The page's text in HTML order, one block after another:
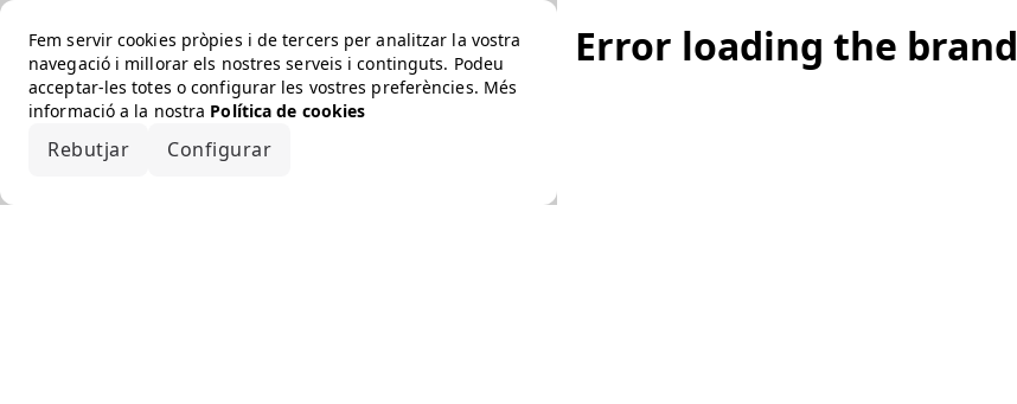
Fem servir cookies pròpies i de tercers per analitzar la vostra
navegació i millorar els nostres serveis i continguts. Podeu
acceptar-les totes o configurar les vostres preferències. Més
informació a la nostra Política de cookies
Rebutjar Configurar
Error loading the brand